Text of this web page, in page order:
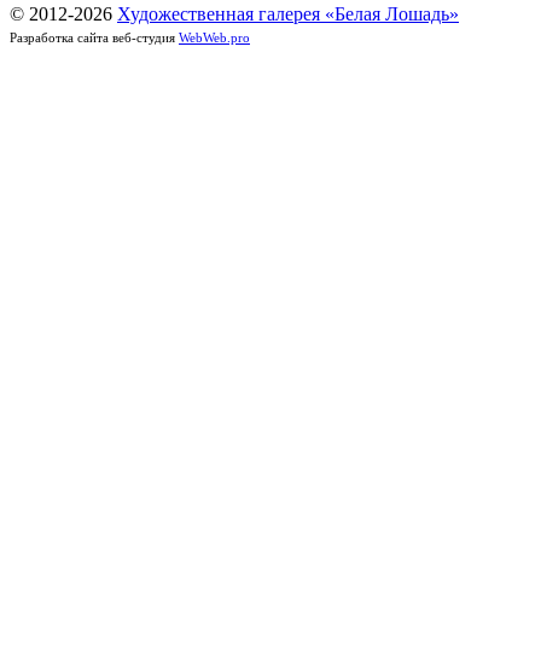
© 2012-2026 Художественная галерея «Белая Лошадь»
Разработка сайта веб-студия WebWeb.pro